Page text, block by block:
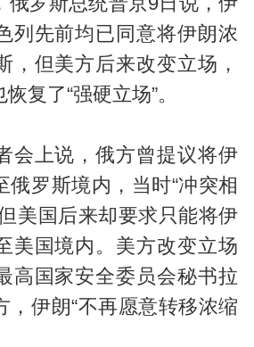
列先前均已同意将伊朗浓
，但美方后来改变立场，
复了“强硬立场”。
会上说，俄方曾提议将伊
俄罗斯境内，当时“冲突相
美国后来却要求只能将伊
美国境内。美方改变立场
高国家安全委员会秘书拉
，伊朗“不再愿意转移浓缩